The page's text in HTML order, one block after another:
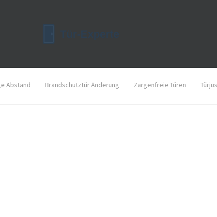
Abstand Brandschutztür Änderung Zargenfreie Türen